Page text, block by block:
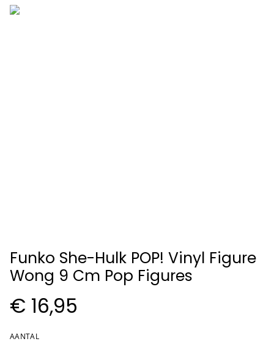
Funko She-Hulk POP! Vinyl Figure
Wong 9 Cm Pop Figures
€ 16,95
AANTAL